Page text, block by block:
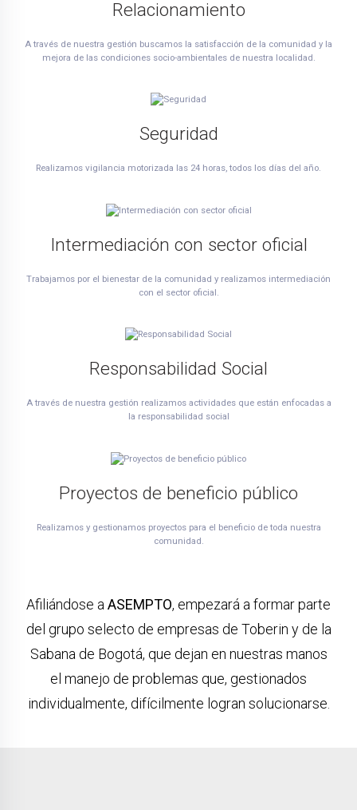
Relacionamiento
A través de nuestra gestión buscamos la satisfacción de la comunidad y la
mejora de las condiciones socio-ambientales de nuestra localidad.
Seguridad
Realizamos vigilancia motorizada las 24 horas, todos los días del año.
Intermediación con sector oficial
Trabajamos por el bienestar de la comunidad y realizamos intermediación
con el sector oficial.
Responsabilidad Social
A través de nuestra gestión realizamos actividades que están enfocadas a
la responsabilidad social
Proyectos de beneficio público
Realizamos y gestionamos proyectos para el beneficio de toda nuestra
comunidad.
Afiliándose a ASEMPTO, empezará a formar parte
del grupo selecto de empresas de Toberin y de la
Sabana de Bogotá, que dejan en nuestras manos
el manejo de problemas que, gestionados
individualmente, difícilmente logran solucionarse.